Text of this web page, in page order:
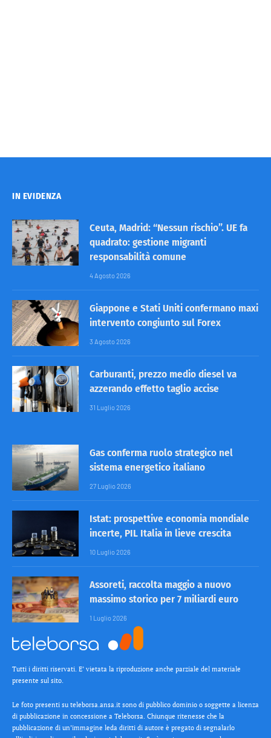
IN EVIDENZA
Ceuta, Madrid: “Nessun rischio”. UE fa
quadrato: gestione migranti
responsabilità comune
4 Agosto 2026
Giappone e Stati Uniti confermano maxi
intervento congiunto sul Forex
3 Agosto 2026
Carburanti, prezzo medio diesel va
azzerando effetto taglio accise
31 Luglio 2026
Gas conferma ruolo strategico nel
sistema energetico italiano
27 Luglio 2026
Istat: prospettive economia mondiale
incerte, PIL Italia in lieve crescita
10 Luglio 2026
Assoreti, raccolta maggio a nuovo
massimo storico per 7 miliardi euro
1 Luglio 2026
Tutti i diritti riservati. E’ vietata la riproduzione anche parziale del materiale
presente sul sito.
Le foto presenti su teleborsa.ansa.it sono di pubblico dominio o soggette a licenza
di pubblicazione in concessione a Teleborsa. Chiunque ritenesse che la
pubblicazione di un’immagine leda diritti di autore è pregato di segnalarlo